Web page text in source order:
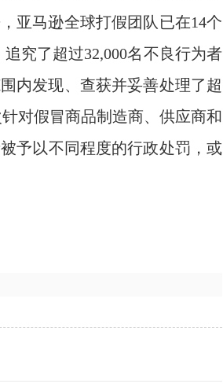
亚马逊全球打假团队已在14个
究了超过32,000名不良行为者
内发现、查获并妥善处理了超
对假冒商品制造商、供应商和
予以不同程度的行政处罚，或